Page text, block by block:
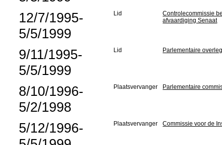
12/7/1995-
5/5/1999
Lid
Controlecommissie
afvaardiging Senaat
9/11/1995-
5/5/1999
Lid Parlementaire
8/10/1996-
5/2/1998
Plaatsvervanger Parlementaire
5/12/1996-
Plaatsvervanger Commissie voor de